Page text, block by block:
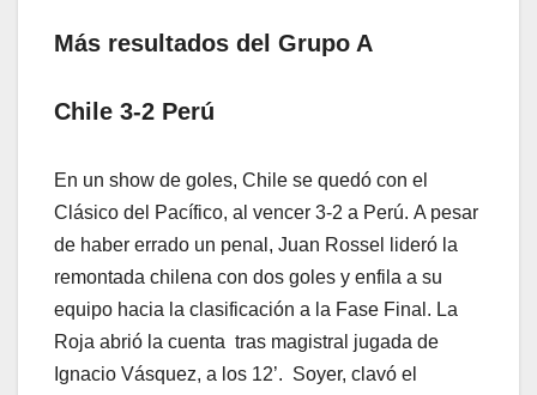
Más resultados del Grupo A
Chile 3-2 Perú
En un show de goles, Chile se quedó con el
Clásico del Pacífico, al vencer 3-2 a Perú. A pesar
de haber errado un penal, Juan Rossel lideró la
remontada chilena con dos goles y enfila a su
equipo hacia la clasificación a la Fase Final. La
Roja abrió la cuenta tras magistral jugada de
Ignacio Vásquez, a los 12’. Soyer, clavó el